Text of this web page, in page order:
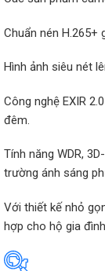
Chuẩn nén H.265+
Hình ảnh siêu nét
Công nghệ EXIR
đêm.
Tính năng WDR,
trường ánh sáng
Với thiết kế nhỏ
hợp cho hộ gia